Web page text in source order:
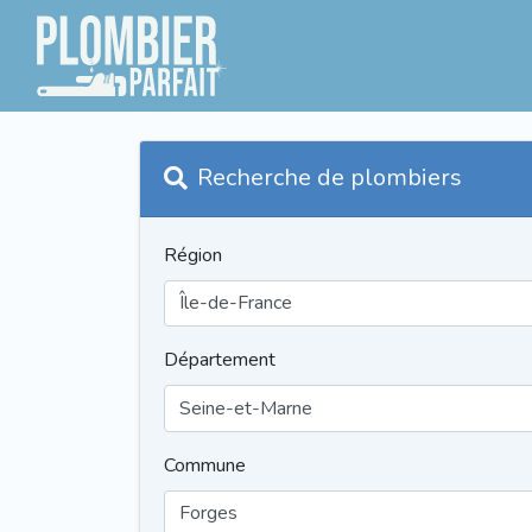
Recherche de plombiers
Région
Département
Commune